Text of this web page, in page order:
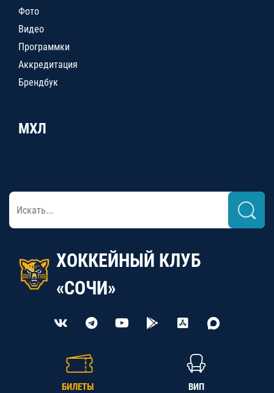
Фото
Видео
Программки
Аккредитация
Брендбук
МХЛ
ХОККЕЙНЫЙ КЛУБ
«СОЧИ»
БИЛЕТЫ ВИП